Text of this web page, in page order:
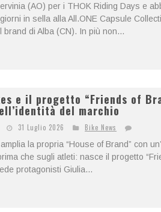
(AO) per i THOK Riding Days e
in sella alla All.ONE Capsule
brand di Alba (CN). In più non...
e il progetto “Friends of
del marchio
31 Luglio 2026
Bike News
la propria “House of Brand” con
che sugli atleti: nasce il progetto
protagonisti Giulia...